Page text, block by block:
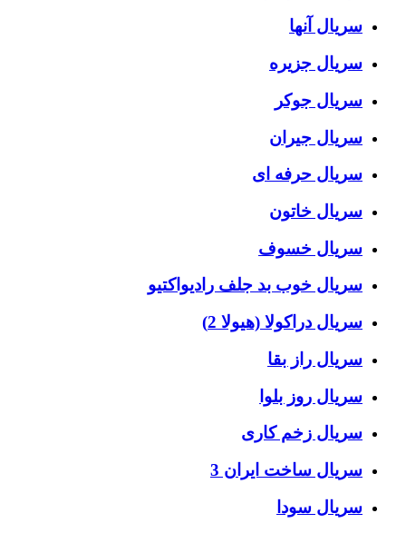
سریال آنها
سریال جزیره
سریال جوکر
سریال جیران
سریال حرفه ای
سریال خاتون
سریال خسوف
سریال خوب بد جلف رادیواکتیو
سریال دراکولا (هیولا 2)
سریال راز بقا
سریال روز بلوا
سریال زخم کاری
سریال ساخت ایران 3
سریال سودا